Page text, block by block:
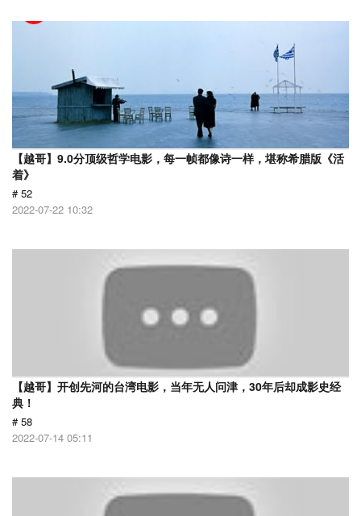
【越哥】9.0分顶级哲学电影，每一帧都像诗一样，堪称希腊版《活
着》
# 52
2022-07-22 10:32
【越哥】开创先河的台湾电影，当年无人问津，30年后却成影史经
典！
# 58
2022-07-14 05:11